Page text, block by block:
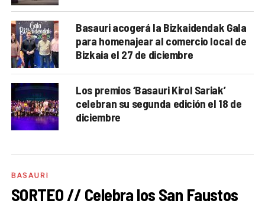
Basauri acogerá la Bizkaidendak Gala
para homenajear al comercio local de
Bizkaia el 27 de diciembre
Los premios ‘Basauri Kirol Sariak’
celebran su segunda edición el 18 de
diciembre
BASAURI
SORTEO // Celebra los San Faustos